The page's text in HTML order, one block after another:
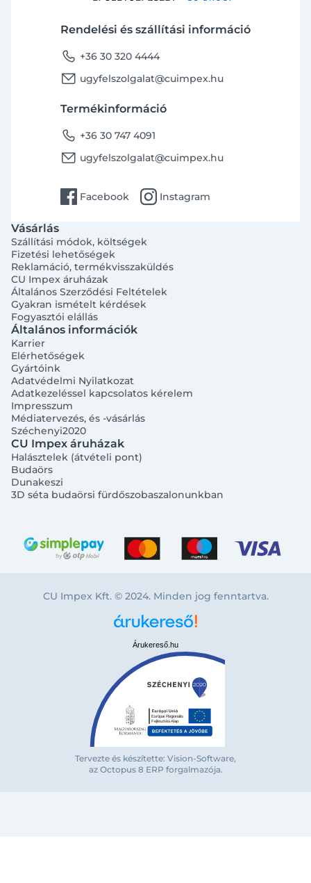
Rendelési és szállítási információ
phone +36 30 320 4444
email ugyfelszolgalat@cuimpex.hu
Termékinformáció
phone +36 30 747 4091
email ugyfelszolgalat@cuimpex.hu
facebook Facebook instagram Instagram
Vásárlás
Szállítási módok, költségek
Fizetési lehetőségek
Reklamáció, termékvisszaküldés
CU Impex áruházak
Általános Szerződési Feltételek
Gyakran ismételt kérdések
Fogyasztói elállás
Általános információk
Karrier
Elérhetőségek
Gyártóink
Adatvédelmi Nyilatkozat
Adatkezeléssel kapcsolatos kérelem
Impresszum
Médiatervezés, és -vásárlás
Széchenyi2020
CU Impex áruházak
Halásztelek (átvételi pont)
Budaörs
Dunakeszi
3D séta budaörsi fürdőszobaszalonunkban
CU Impex Kft. © 2024. Minden jog fenntartva.
Árukereső.hu
Tervezte és készítette: Vision-Software,
az Octopus 8 ERP forgalmazója.